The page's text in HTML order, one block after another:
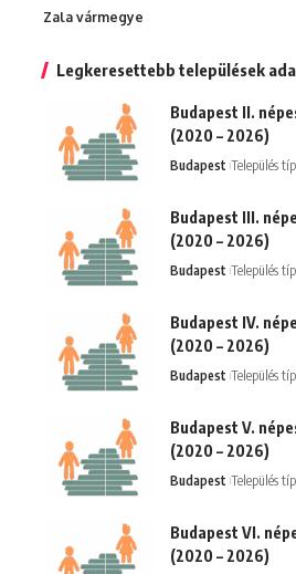
Zala vármegye
Legkeresettebb települések
Budapest II.
(2020 – 2026)
Budapest Település
Budapest III.
(2020 – 2026)
Budapest Település
Budapest IV.
(2020 – 2026)
Budapest Település
Budapest V.
(2020 – 2026)
Budapest Település
Budapest VI.
(2020 – 2026)